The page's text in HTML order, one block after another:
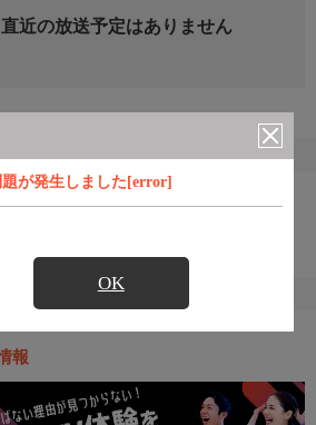
が発生しました[error]
OK
直近の放送予定はありません
め番組
報